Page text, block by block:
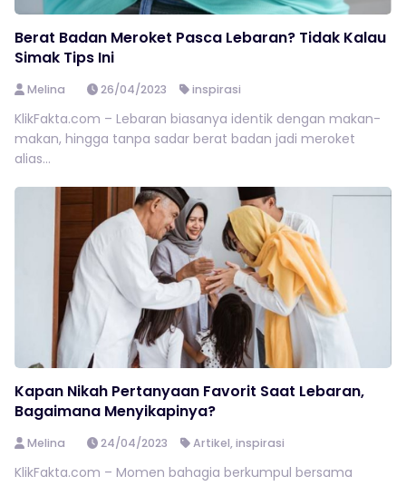
Berat Badan Meroket Pasca Lebaran? Tidak Kalau
Simak Tips Ini
Melina 26/04/2023 inspirasi
KlikFakta.com – Lebaran biasanya identik dengan makan-
makan, hingga tanpa sadar berat badan jadi meroket
alias...
Kapan Nikah Pertanyaan Favorit Saat Lebaran,
Bagaimana Menyikapinya?
Melina 24/04/2023 Artikel,inspirasi
KlikFakta.com – Momen bahagia berkumpul bersama